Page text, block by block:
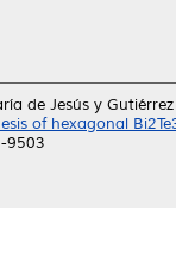
de Jesús y
of hexagonal
9503